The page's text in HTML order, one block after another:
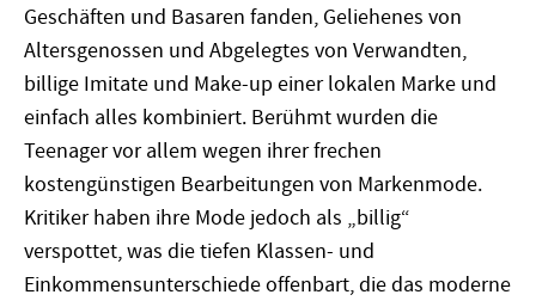
Geschäften und Basaren fanden, Geliehenes von
Altersgenossen und Abgelegtes von Verwandten,
billige Imitate und Make-up einer lokalen Marke und
einfach alles kombiniert. Berühmt wurden die
Teenager vor allem wegen ihrer frechen
kostengünstigen Bearbeitungen von Markenmode.
Kritiker haben ihre Mode jedoch als „billig“
verspottet, was die tiefen Klassen- und
Einkommensunterschiede offenbart, die das moderne